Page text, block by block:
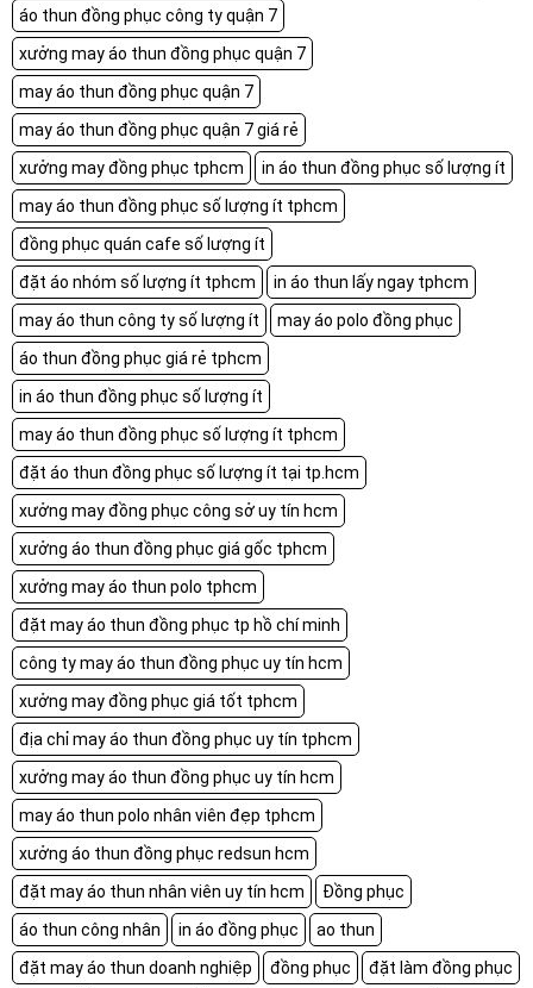
áo thun đồng phục công ty quận 7
xưởng may áo thun đồng phục quận 7
may áo thun đồng phục quận 7
may áo thun đồng phục quận 7 giá rẻ
xưởng may đồng phục tphcm
in áo thun đồng phục số lượng ít
may áo thun đồng phục số lượng ít tphcm
đồng phục quán cafe số lượng ít
đặt áo nhóm số lượng ít tphcm
in áo thun lấy ngay tphcm
may áo thun công ty số lượng ít
may áo polo đồng phục
áo thun đồng phục giá rẻ tphcm
in áo thun đồng phục số lượng ít
may áo thun đồng phục số lượng ít tphcm
đặt áo thun đồng phục số lượng ít tại tp.hcm
xưởng may đồng phục công sở uy tín hcm
xưởng áo thun đồng phục giá gốc tphcm
xưởng may áo thun polo tphcm
đặt may áo thun đồng phục tp hồ chí minh
công ty may áo thun đồng phục uy tín hcm
xưởng may đồng phục giá tốt tphcm
địa chỉ may áo thun đồng phục uy tín tphcm
xưởng may áo thun đồng phục uy tín hcm
may áo thun polo nhân viên đẹp tphcm
xưởng áo thun đồng phục redsun hcm
đặt may áo thun nhân viên uy tín hcm
Đồng phục
áo thun công nhân
in áo đồng phục
ao thun
đặt may áo thun doanh nghiệp
đồng phục
đặt làm đồng phục